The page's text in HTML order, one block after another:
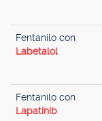
Fentanilo con
Labetalol
Fentanilo con
Lapatinib